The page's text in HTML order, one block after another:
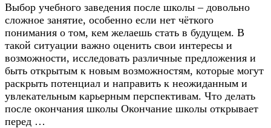
Выбор учебного заведения после школы – довольно
сложное занятие, особенно если нет чёткого
понимания о том, кем желаешь стать в будущем. В
такой ситуации важно оценить свои интересы и
возможности, исследовать различные предложения и
быть открытым к новым возможностям, которые могут
раскрыть потенциал и направить к неожиданным и
увлекательным карьерным перспективам. Что делать
после окончания школы Окончание школы открывает
перед …